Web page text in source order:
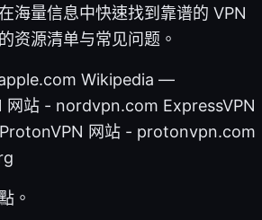
海量信息中快速找到靠谱的 VPN
资源清单与常见问题。
Wikipedia —
站 - nordvpn.com ExpressVPN
网站 - protonvpn.com
。